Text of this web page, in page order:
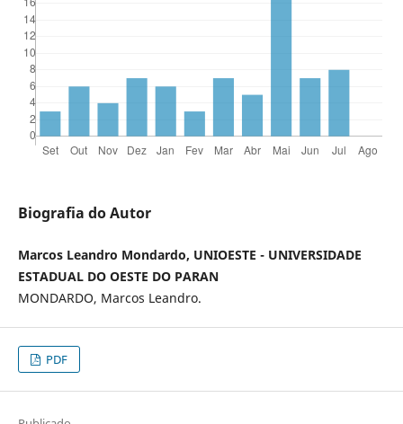
Biografia do Autor
Marcos Leandro Mondardo, UNIOESTE - UNIVERSIDADE
ESTADUAL DO OESTE DO PARAN
MONDARDO, Marcos Leandro.
PDF